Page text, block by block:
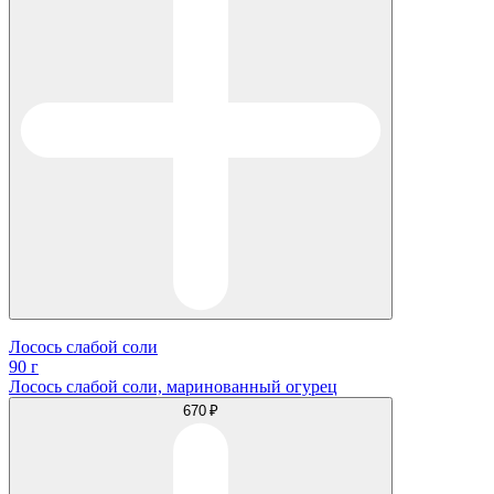
Лосось слабой соли
90 г
Лосось слабой соли, маринованный огурец
670 ₽